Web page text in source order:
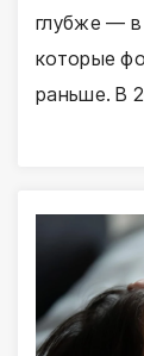
глубже — в
которые
раньше. В